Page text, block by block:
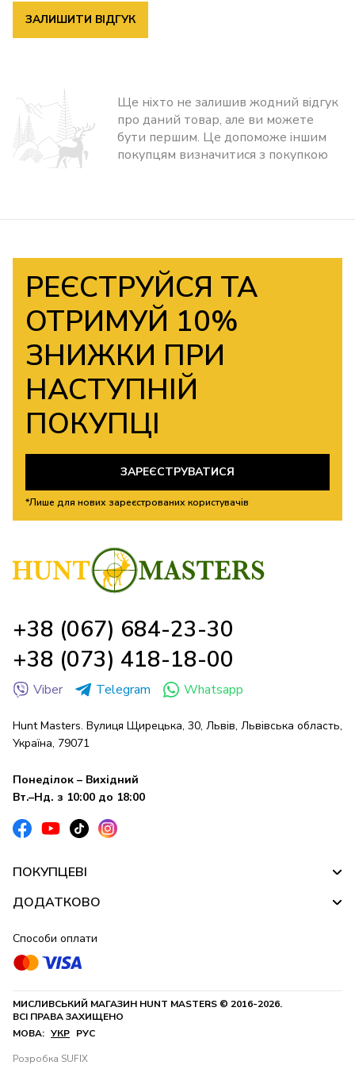
ЗАЛИШИТИ ВІДГУК
Ще ніхто не залишив жодний відгук
про даний товар, але ви можете
бути першим. Це допоможе іншим
покупцям визначитися з покупкою
РЕЄСТРУЙСЯ ТА
ОТРИМУЙ 10%
ЗНИЖКИ ПРИ
НАСТУПНІЙ
ПОКУПЦІ
ЗАРЕЄСТРУВАТИСЯ
*Лише для нових зареєстрованих користувачів
+38 (067) 684-23-30
+38 (073) 418-18-00
Viber Telegram Whatsapp
Hunt Masters. Вулиця Щирецька, 30, Львів, Львівська область,
Україна, 79071
Понеділок – Вихідний
Вт.–Нд. з 10:00 до 18:00
ПОКУПЦЕВІ
ДОДАТКОВО
Способи оплати
МИСЛИВСЬКИЙ МАГАЗИН HUNT MASTERS © 2016-2026.
ВСІ ПРАВА ЗАХИЩЕНО
МОВА: УКР РУС
Розробка SUFIX